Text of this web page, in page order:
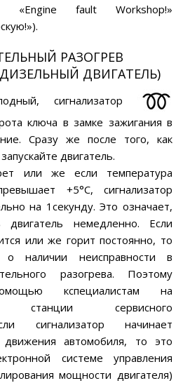
«Engine fault Workshop!»
РАЗОГРЕВ
ДВИГАТЕЛЬ)
сигнализатор
ключа в замке зажигания в
Сразу же после того, как
двигатель.
или же если температура
+5°С, сигнализатор
на 1секунду. Это означает,
немедленно. Если
или же горит постоянно, то
о наличии неисправности в
разогрева. Поэтому
кспециалистам на
станции сервисного
сигнализатор начинает
автомобиля, то это
системе управления
мощности двигателя)